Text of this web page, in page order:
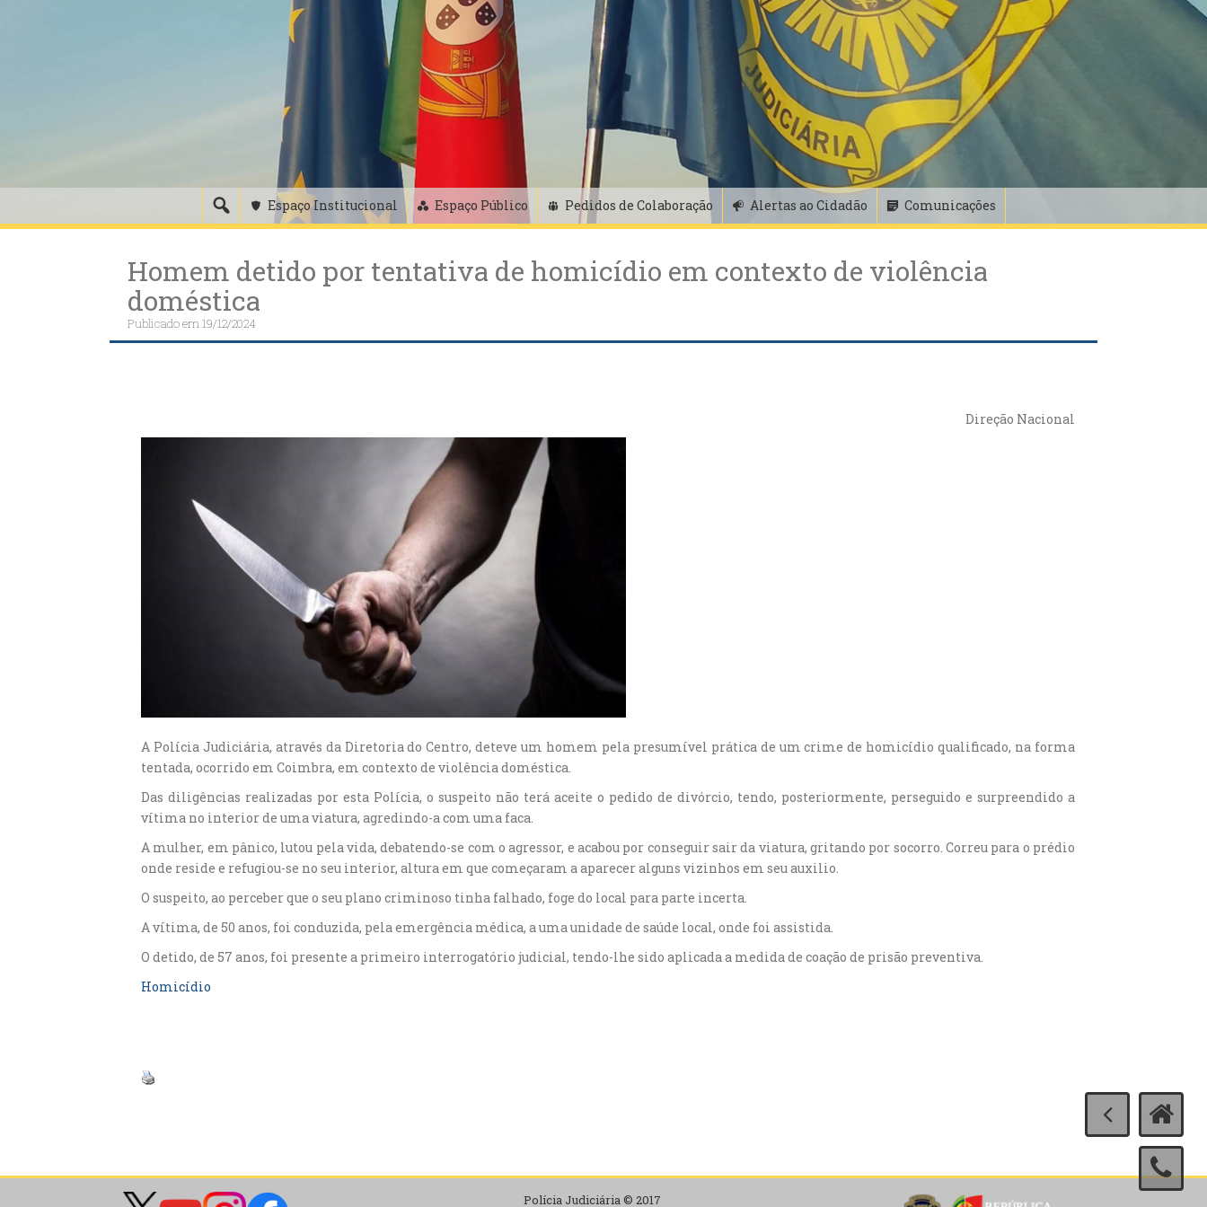
Espaço Institucional Espaço Público Pedidos de Colaboração Alertas ao Cidadão Comunicações
Homem detido por tentativa de homicídio em contexto de violência
doméstica
Publicado em19/12/2024
Direção Nacional
A Polícia Judiciária, através da Diretoria do Centro, deteve um homem pela presumível prática de um crime de homicídio qualificado, na forma
tentada, ocorrido em Coimbra, em contexto de violência doméstica.
Das diligências realizadas por esta Polícia, o suspeito não terá aceite o pedido de divórcio, tendo, posteriormente, perseguido e surpreendido a
vítima no interior de uma viatura, agredindo-a com uma faca.
A mulher, em pânico, lutou pela vida, debatendo-se com o agressor, e acabou por conseguir sair da viatura, gritando por socorro. Correu para o prédio
onde reside e refugiou-se no seu interior, altura em que começaram a aparecer alguns vizinhos em seu auxilio.
O suspeito, ao perceber que o seu plano criminoso tinha falhado, foge do local para parte incerta.
A vítima, de 50 anos, foi conduzida, pela emergência médica, a uma unidade de saúde local, onde foi assistida.
O detido, de 57 anos, foi presente a primeiro interrogatório judicial, tendo-lhe sido aplicada a medida de coação de prisão preventiva.
Homicídio
Polícia Judiciária © 2017